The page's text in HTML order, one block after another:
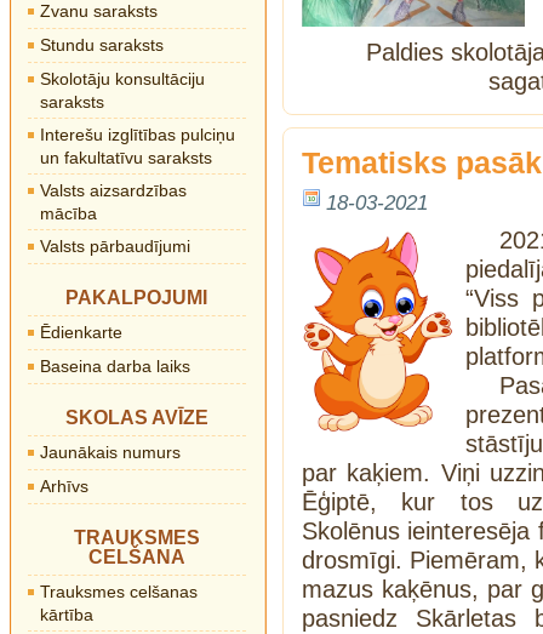
Zvanu saraksts
Stundu saraksts
Skolotāju konsultāciju
saraksts
Interešu izglītības pulciņu
un fakultatīvu saraksts
Valsts aizsardzības
mācība
Valsts pārbaudījumi
PAKALPOJUMI
Ēdienkarte
Baseina darba laiks
SKOLAS AVĪZE
Jaunākais numurs
Arhīvs
TRAUKSMES
CELŠANA
Trauksmes celšanas
kārtība
Paldies
Tematisks
18-03-2021
“Viss
par kaķiem. Viņi
Ēģiptē, kur tos
Skolēnus
drosmīgi. Piemēram,
mazus kaķēnus, par
pasniedz Skārletas